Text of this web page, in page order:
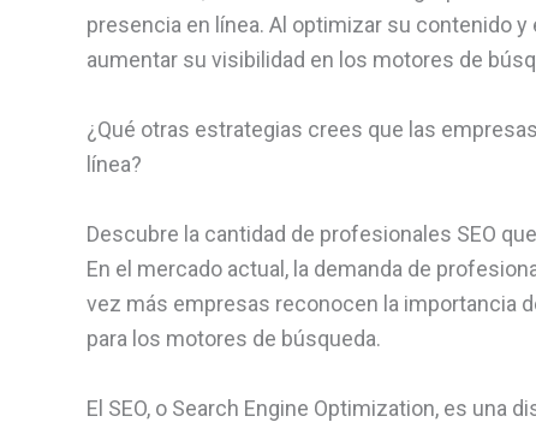
presencia en línea. Al optimizar su contenido
aumentar su visibilidad en los motores de
¿Qué otras estrategias crees que las
línea?
Descubre la cantidad de profesionales SEO
En el mercado actual, la demanda de
vez más empresas reconocen la importancia
para los motores de búsqueda.
El SEO, o Search Engine Optimization, es una